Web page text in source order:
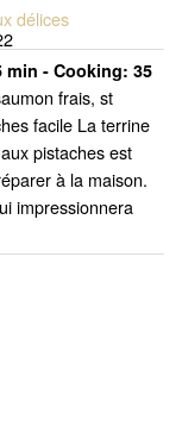
délices
min - Cooking: 35
frais, st
facile La terrine
pistaches est
à la maison.
impressionnera